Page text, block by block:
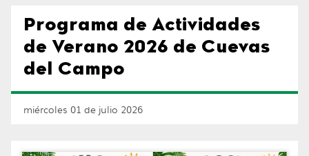
Programa de Actividades
de Verano 2026 de Cuevas
del Campo
miércoles 01 de julio 2026